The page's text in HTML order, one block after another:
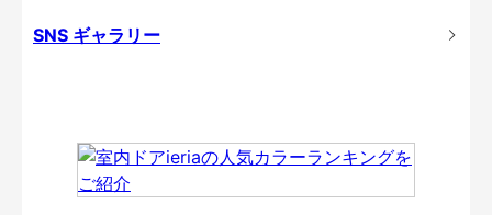
SNS ギャラリー